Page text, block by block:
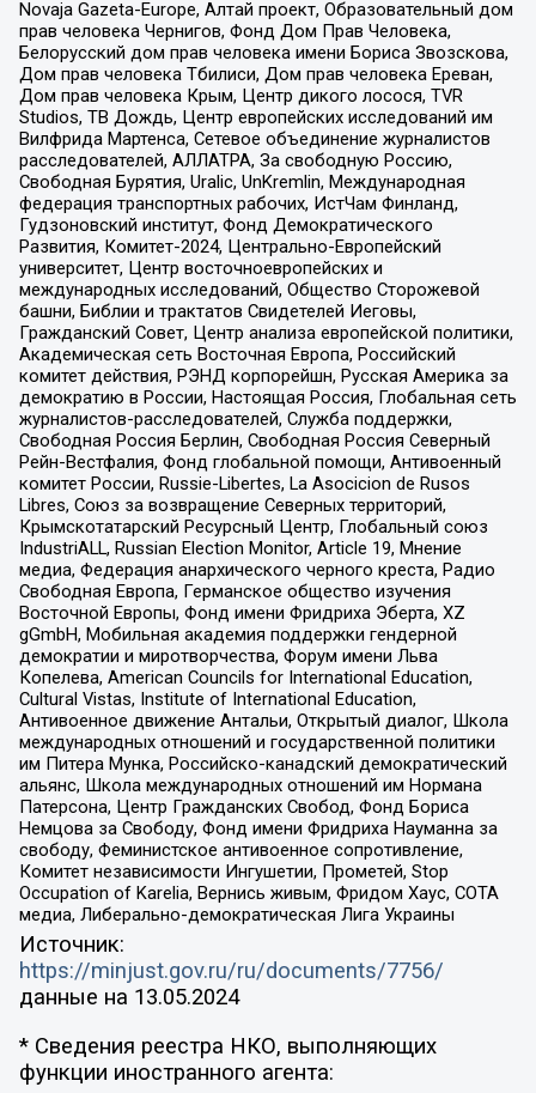
Novaja Gazeta-Europe, Алтай проект, Образовательный дом
прав человека Чернигов, Фонд Дом Прав Человека,
Белорусский дом прав человека имени Бориса Звозскова,
Дом прав человека Тбилиси, Дом прав человека Ереван,
Дом прав человека Крым, Центр дикого лосося, TVR
Studios, ТВ Дождь, Центр европейских исследований им
Вилфрида Мартенса, Сетевое объединение журналистов
расследователей, АЛЛАТРА, За свободную Россию,
Свободная Бурятия, Uralic, UnKremlin, Международная
федерация транспортных рабочих, ИстЧам Финланд,
Гудзоновский институт, Фонд Демократического
Развития, Комитет-2024, Центрально-Европейский
университет, Центр восточноевропейских и
международных исследований, Общество Сторожевой
башни, Библии и трактатов Свидетелей Иеговы,
Гражданский Совет, Центр анализа европейской политики,
Академическая сеть Восточная Европа, Российский
комитет действия, РЭНД корпорейшн, Русская Америка за
демократию в России, Настоящая Россия, Глобальная сеть
журналистов-расследователей, Служба поддержки,
Свободная Россия Берлин, Свободная Россия Северный
Рейн-Вестфалия, Фонд глобальной помощи, Антивоенный
комитет России, Russie-Libertes, La Asocicion de Rusos
Libres, Союз за возвращение Северных территорий,
Крымскотатарский Ресурсный Центр, Глобальный союз
IndustriALL, Russian Election Monitor, Article 19, Мнение
медиа, Федерация анархического черного креста, Радио
Свободная Европа, Германское общество изучения
Восточной Европы, Фонд имени Фридриха Эберта, XZ
gGmbH, Мобильная академия поддержки гендерной
демократии и миротворчества, Форум имени Льва
Копелева, American Councils for International Education,
Cultural Vistas, Institute of International Education,
Антивоенное движение Антальи, Открытый диалог, Школа
международных отношений и государственной политики
им Питера Мунка, Российско-канадский демократический
альянс, Школа международных отношений им Нормана
Патерсона, Центр Гражданских Свобод, Фонд Бориса
Немцова за Свободу, Фонд имени Фридриха Науманна за
свободу, Феминистское антивоенное сопротивление,
Комитет независимости Ингушетии, Прометей, Stop
Occupation of Karelia, Вернись живым, Фридом Хаус, СОТА
медиа, Либерально-демократическая Лига Украины
Источник:
https://minjust.gov.ru/ru/documents/7756/
данные на 13.05.2024
* Сведения реестра НКО, выполняющих
функции иностранного агента: